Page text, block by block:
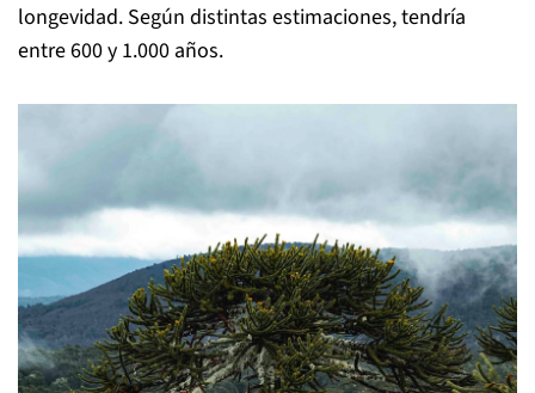
longevidad. Según distintas estimaciones, tendría
entre 600 y 1.000 años.